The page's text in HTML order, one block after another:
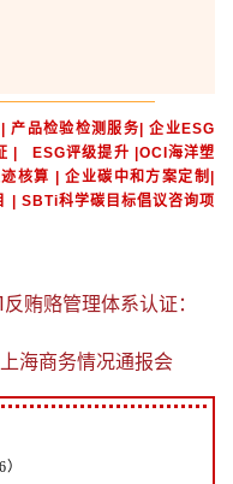
产品检验检测服务| 企业ESG
| ESG评级提升 |OCI海洋塑
核算 | 企业碳中和方案定制|
SBTi科学碳目标倡议咨询项
贿赂管理体系认证：
海商务情况通报会